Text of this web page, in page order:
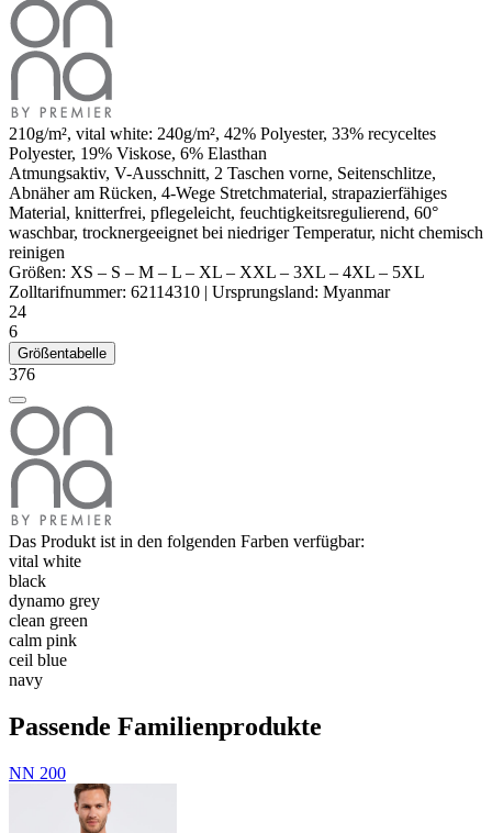
210g/m², vital white: 240g/m², 42% Polyester, 33% recyceltes
Polyester, 19% Viskose, 6% Elasthan
Atmungsaktiv, V-Ausschnitt, 2 Taschen vorne, Seitenschlitze,
Abnäheram Rücken, 4-Wege Stretchmaterial, strapazierfähiges
Material, knitterfrei, pflegeleicht, feuchtigkeitsregulierend, 60°
waschbar, trocknergeeignet bei niedriger Temperatur, nicht chemisch
reinigen
Größen: XS – S – M – L – XL – XXL – 3XL – 4XL – 5XL
Zolltarifnummer: 62114310 | Ursprungsland: Myanmar
24
6
Größentabelle
376
Das Produkt ist in den folgenden Farben verfügbar:
vital white
black
dynamo grey
clean green
calm pink
ceil blue
navy
Passende Familienprodukte
NN 200